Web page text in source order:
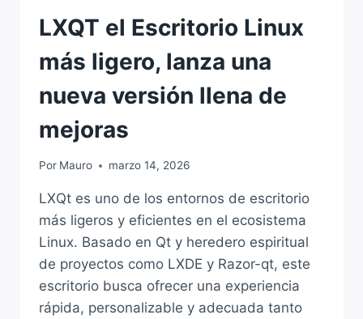
LXQT el Escritorio Linux
más ligero, lanza una
nueva versión llena de
mejoras
Por Mauro marzo 14, 2026
LXQt es uno de los entornos de escritorio
más ligeros y eficientes en el ecosistema
Linux. Basado en Qt y heredero espiritual
de proyectos como LXDE y Razor-qt, este
escritorio busca ofrecer una experiencia
rápida, personalizable y adecuada tanto